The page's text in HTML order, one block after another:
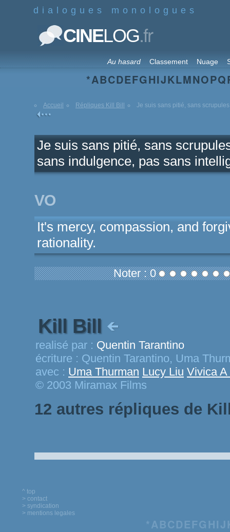
dialogues monologues
CINELOG.fr
Au hasard Classement Nuage
*ABCDEFGHIJKLMNOPQ
Accueil Répliques Kill Bill Je suis sans pitié, sans
Je suis sans pitié, sans
sans indulgence, pas sans
VO
It's mercy, compassion, and
rationality.
Noter : 0
Kill Bill
realisé par : Quentin Tarantino
écriture : Quentin Tarantino, Uma
avec : Uma Thurman Lucy Liu Vivica A
© 2003 Miramax Films
12 autres répliques de
^ top
> contact
> syndication
> mentions legales
*ABCDEFG HIJ